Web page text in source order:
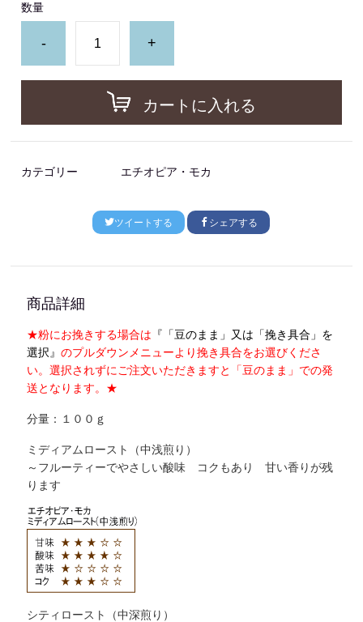
数量
- +
カートに入れる
カテゴリー エチオピア・モカ
ツイートする シェアする
商品詳細
★粉にお挽きする場合は 『「豆のまま」又は「挽き具合」を
選択』のプルダウンメニューより挽き具合をお選びくださ
い。選択されずにご注文いただきますと「豆のまま」での発
送となります。★
分量：１００ｇ
ミディアムロースト（中浅煎り）
～フルーティーでやさしい酸味 コクもあり 甘い香りが残
ります
シティロースト（中深煎り）